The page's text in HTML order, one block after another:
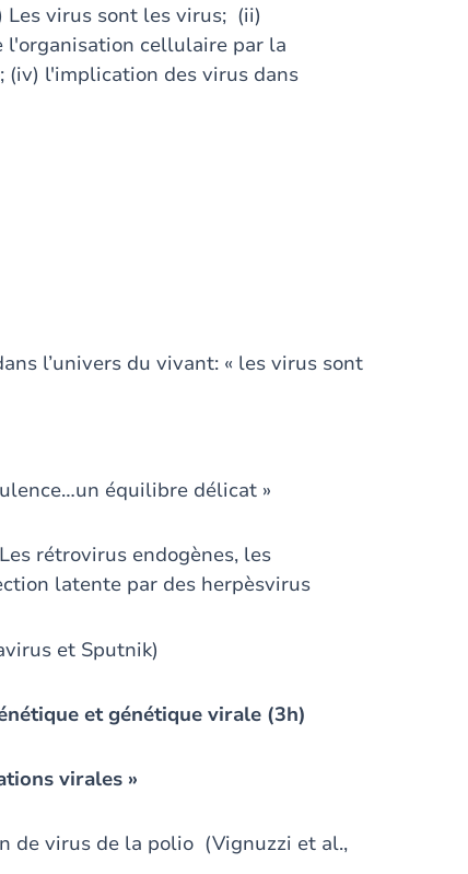
Les virus sont les virus; (ii)
cellulaire par la
l'implication des virus dans
l’univers du vivant: « les virus sont
équilibre délicat »
rétrovirus endogènes, les
latente par des herpèsvirus
et Sputnik)
et génétique virale (3h)
virales »
de virus de la polio (Vignuzzi et al.,